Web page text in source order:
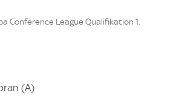
Conference League Qualifikation 1.
(A)